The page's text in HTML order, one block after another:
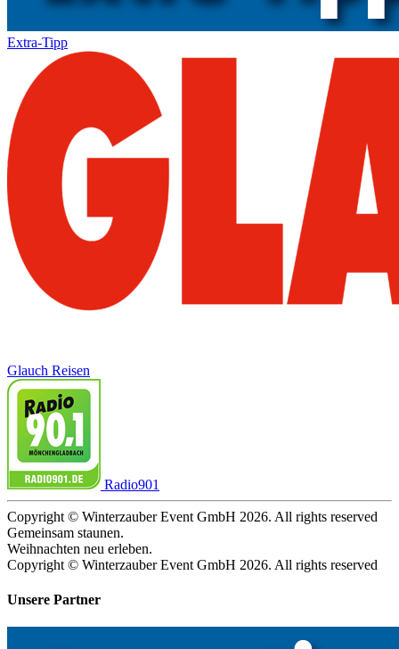
Extra-Tipp
Glauch Reisen
Radio901
Copyright © Winterzauber Event GmbH 2026. All rights reserved
Gemeinsam staunen.
Weihnachten neu erleben.
Copyright © Winterzauber Event GmbH 2026. All rights reserved
Unsere Partner